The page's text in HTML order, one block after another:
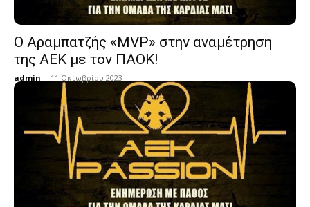
O Αραμπατζής «MVP» στην αναμέτρηση
της ΑΕΚ με τον ΠΑΟΚ!
admin - 11 Οκτωβρίου 2023